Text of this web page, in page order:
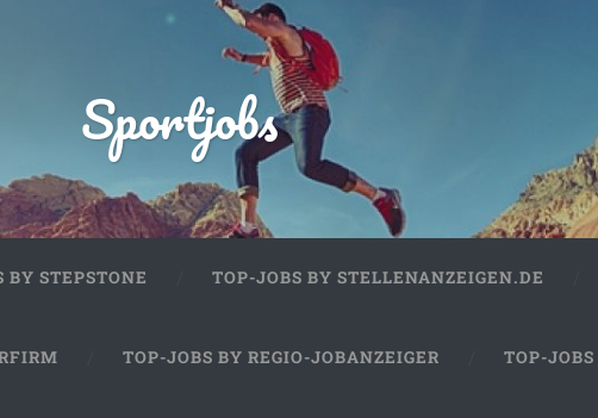
Sportjobs
BY STEPSTONE TOP-JOBS BY STELLENANZEIGEN.DE
TOP-JOBS BY REGIO-JOBANZEIGER TOP-